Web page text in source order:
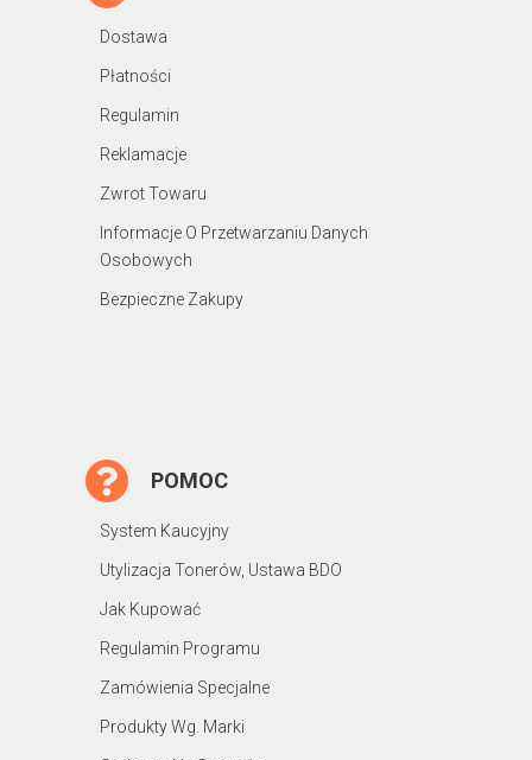
Dostawa
Płatności
Regulamin
Reklamacje
Zwrot Towaru
Informacje O Przetwarzaniu Danych
Osobowych
Bezpieczne Zakupy
POMOC
System Kaucyjny
Utylizacja Tonerów, Ustawa BDO
Jak Kupować
Regulamin Programu
Zamówienia Specjalne
Produkty Wg. Marki